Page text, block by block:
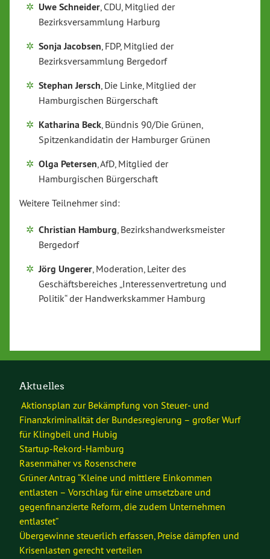
Uwe Schneider, CDU, Mitglied der
Bezirksversammlung Harburg
Sonja Jacobsen, FDP, Mitglied der
Bezirksversammlung Bergedorf
Stephan Jersch, Die Linke, Mitglied der
Hamburgischen Bürgerschaft
Katharina Beck, Bündnis 90/Die Grünen,
Spitzenkandidatin der Hamburger Grünen
Olga Petersen, AfD, Mitglied der
Hamburgischen Bürgerschaft
Weitere Teilnehmer sind:
Christian Hamburg , Bezirkshandwerksmeister
Bergedorf
Jörg Ungerer , Moderation, Leiter des
Geschäftsbereiches „Interessenvertretung und
Politik“ der Handwerkskammer Hamburg
Aktuelles
Aktionsplan zur Bekämpfung von Steuer- und
Finanzkriminalität der Bundesregierung – großer Wurf
für Klingbeil und Hubig
Startup-Rekord-Hamburg
Rasenmäher vs Rosenschere
Grüner Antrag “Kleine und mittlere Einkommen
entlasten – Vorschlag für eine umsetzbare und
gegenfinanzierte Reform, die zudem Unternehmen
entlastet”
Übergewinne steuerlich erfassen, Preise dämpfen und
Krisenlasten gerecht verteilen